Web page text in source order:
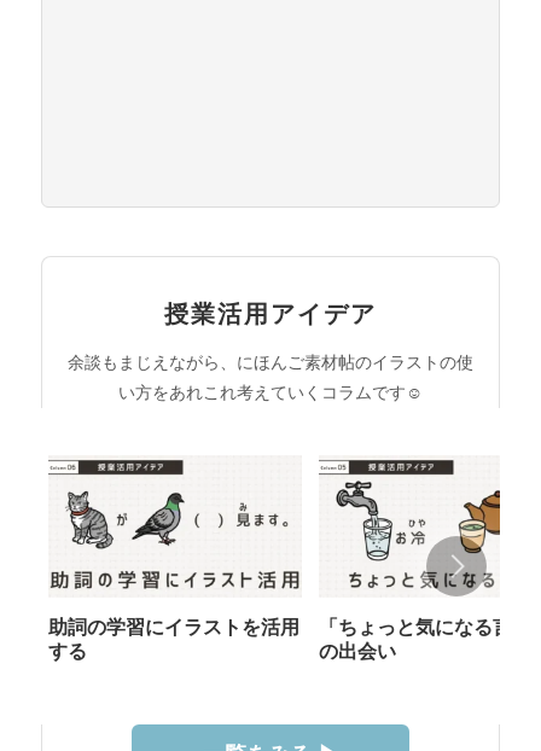
授業活用アイデア
余談もまじえながら、にほんご素材帖のイラストの使
い方をあれこれ考えていくコラムです☺︎
助詞の学習にイラストを活用
する
「ちょっと気になる言葉
の出会い